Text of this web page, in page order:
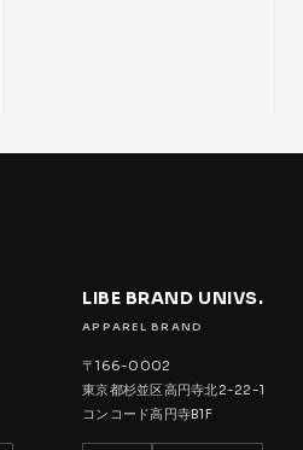
LIBE BRAND UNIVS.
APPAREL BRAND
〒166-0002
東京都杉並区高円寺北2-22-1
コンコード高円寺B1F